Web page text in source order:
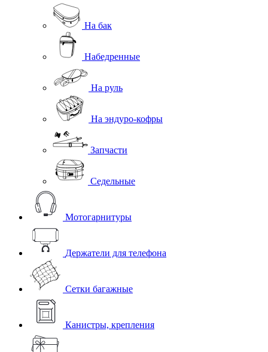
На бак
Набедренные
На руль
На эндуро-кофры
Запчасти
Седельные
Мотогарнитуры
Держатели для телефона
Сетки багажные
Канистры, крепления